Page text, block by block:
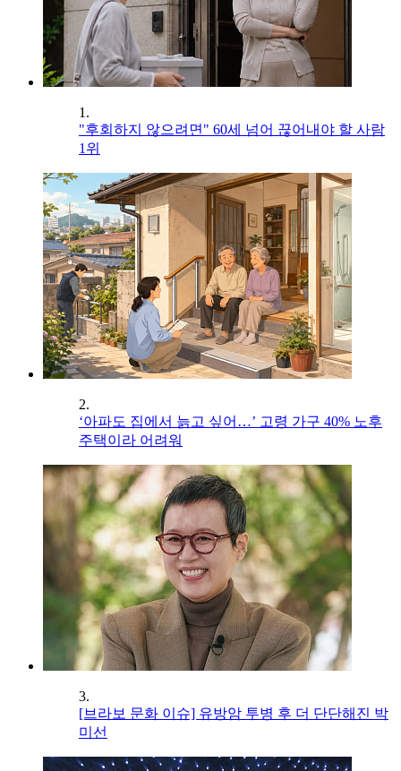
1.
"후회하지 않으려면" 60세 넘어 끊어내야 할 사람
1위
2.
‘아파도 집에서 늙고 싶어…’ 고령 가구 40% 노후
주택이라 어려워
3.
[브라보 문화 이슈] 유방암 투병 후 더 단단해진 박
미선